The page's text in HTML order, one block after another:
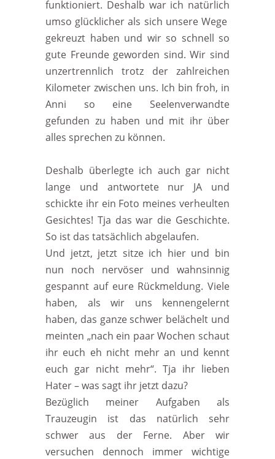
funktioniert. Deshalb war ich natürlich
umso glücklicher als sich unsere Wege
gekreuzt haben und wir so schnell so
gute Freunde geworden sind. Wir sind
unzertrennlich trotz der zahlreichen
Kilometer zwischen uns. Ich bin froh, in
Anni so eine Seelenverwandte
gefunden zu haben und mit ihr über
alles sprechen zu können.
Deshalb überlegte ich auch gar nicht
lange und antwortete nur JA und
schickte ihr ein Foto meines verheulten
Gesichtes! Tja das war die Geschichte.
So ist das tatsächlich abgelaufen.
Und jetzt, jetzt sitze ich hier und bin
nun noch nervöser und wahnsinnig
gespannt auf eure Rückmeldung. Viele
haben, als wir uns kennengelernt
haben, das ganze schwer belächelt und
meinten „nach ein paar Wochen schaut
ihr euch eh nicht mehr an und kennt
euch gar nicht mehr“. Tja ihr lieben
Hater – was sagt ihr jetzt dazu?
Bezüglich meiner Aufgaben als
Trauzeugin ist das natürlich sehr
schwer aus der Ferne. Aber wir
versuchen dennoch immer wichtige